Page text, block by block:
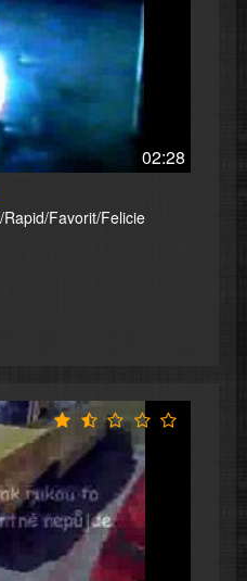
02:28
Favorit/Felicie